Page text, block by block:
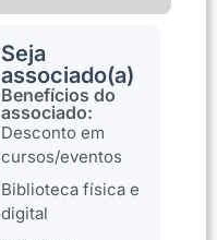
Seja
associado(a)
Benefícios do
associado:
Desconto em
cursos/eventos
Biblioteca física e
digital